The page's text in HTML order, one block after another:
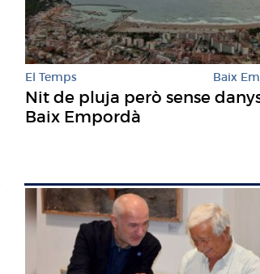
El Temps Baix
Nit de pluja però sense
Baix Empordà